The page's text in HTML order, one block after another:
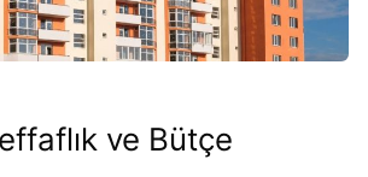
ve Bütçe